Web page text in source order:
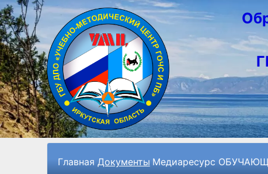
Главная Документы Медиаресурс